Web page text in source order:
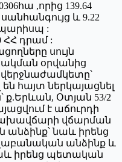
,որից 139.64
և 9.22
պարիսպ :
ՀՀ դրամ :
սույն
օրվանից
են հայտ ներկայացնել
Օտյան 53/2
է աճուրդի
վճարման
նաև իրենց
անձինք և
իրենց պետական